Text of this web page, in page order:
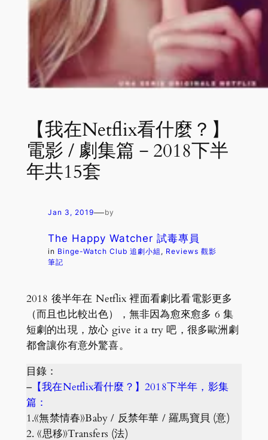
【我在Netflix看什麼？】
電影 / 劇集篇－2018下半
年共15套
Jan 3, 2019—by
The Happy Watcher 試毒專員
in Binge-Watch Club 追劇小組 , Reviews 觀影
筆記
2018 後半年在 Netflix 裡面看劇比看電影更多
（而且也比較出色），無非因為愈來愈多 6 集
短劇的出現，放心 give it a try 吧，很多歐洲劇
都會讓你有意外驚喜。
目錄：
– 【我在Netflix看什麼？】2018下半年，影集
篇：
1.《無禁情春》Baby / 反禁年華 / 羅馬寶貝 (意)
2. 《思移》Transfers (法)